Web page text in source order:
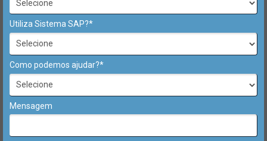
Utiliza Sistema SAP?*
Como podemos ajudar?*
Mensagem